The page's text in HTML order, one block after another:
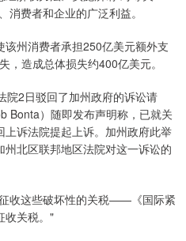
消费者和企业的广泛利益。
州消费者承担250亿美元额外支
，造成总体损失约400亿美元。
院2日驳回了加州政府的诉讼请
Bonta）随即发布声明称，已就关
诉法院提起上诉。加州政府此举
北区联邦地区法院对这一诉讼的
收这些破坏性的关税——《国际紧
收关税。"